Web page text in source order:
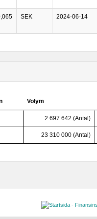
SEK 2024-06-14
Volym
2 697 642 (Antal)
23 310 000 (Antal)